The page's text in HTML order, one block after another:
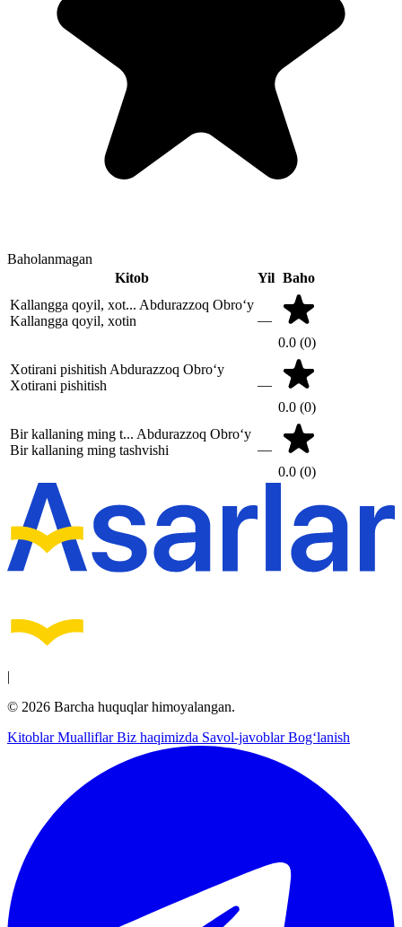
Baholanmagan
Kitob
Yil Baho
Kallangga qoyil, xot... Abdurazzoq Obro‘y
Kallangga qoyil, xotin
—
0.0 (0)
Xotirani pishitishAbdurazzoq Obro‘y
Xotirani pishitish
—
0.0 (0)
Bir kallaning ming t... Abdurazzoq Obro‘y
Bir kallaning ming tashvishi
—
0.0 (0)
|
© 2026 Barcha huquqlar himoyalangan.
KitoblarMualliflarBiz haqimizda Savol-javoblarBog‘lanish